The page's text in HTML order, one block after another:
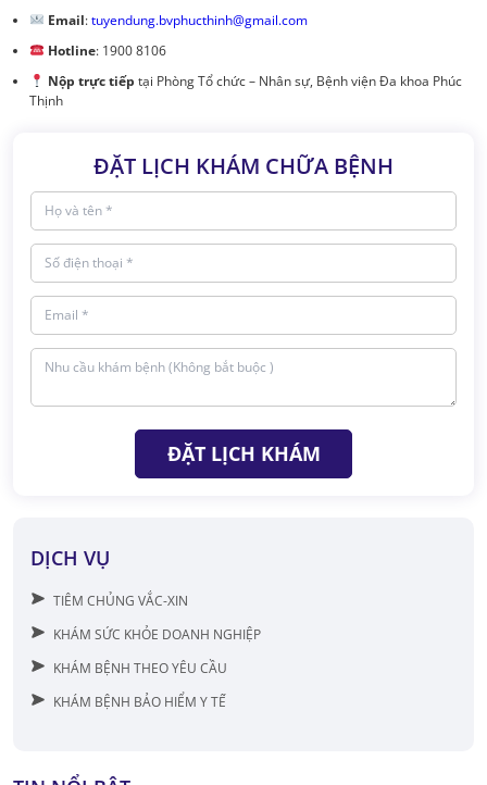
DỊCH VỤ
TIÊM CHỦNG VẮC-XIN
KHÁM SỨC KHỎE DOANH NGHIỆP
KHÁM BỆNH THEO YÊU CẦU
KHÁM BỆNH BẢO HIỂM Y TẾ
Email:tuyendung.bvphucthinh@gmail.com
Hotline: 1900 8106
Nộp trực tiếp tại Phòng Tổ chức – Nhân sự, Bệnh viện Đa khoa Phúc
Thịnh
ĐẶT LỊCH KHÁM CHỮA BỆNH
ĐẶT LỊCH KHÁM